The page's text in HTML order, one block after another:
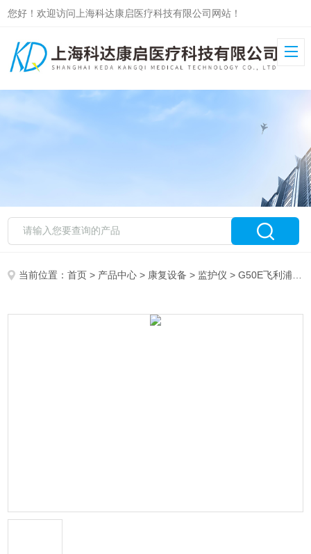
您好！欢迎访问上海科达康启医疗科技有限公司网站！
当前位置：首页 > 产品中心 > 康复设备 > 监护仪 > G50E飞利浦病人监护仪